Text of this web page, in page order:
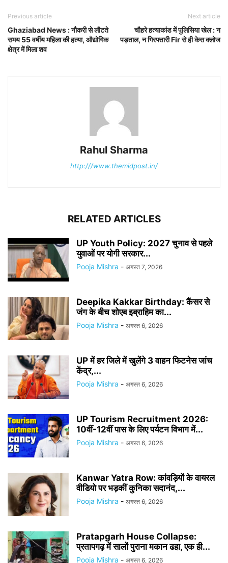
Previous article
Ghaziabad News : नौकरी से लौटते
समय 55 वर्षीय महिला की हत्या, औद्योगिक
क्षेत्र में मिला शव
Next article
चौहरे हत्याकांड में पुलिसिया खेल : न
पड़ताल, न गिरफ्तारी Fir से ही केस क्लोज
Rahul Sharma
http:///www.themidpost.in/
RELATED ARTICLES
UP Youth Policy: 2027 चुनाव से पहले
युवाओं पर योगी सरकार...
Pooja Mishra - अगस्त 7, 2026
Deepika Kakkar Birthday: कैंसर से
जंग के बीच शोएब इब्राहिम का...
Pooja Mishra - अगस्त 6, 2026
UP में हर जिले में खुलेंगे 3 वाहन फिटनेस जांच
केंद्र,...
Pooja Mishra - अगस्त 6, 2026
UP Tourism Recruitment 2026:
10वीं-12वीं पास के लिए पर्यटन विभाग में...
Pooja Mishra - अगस्त 6, 2026
Kanwar Yatra Row: कांवड़ियों के वायरल
वीडियो पर भड़कीं कुनिका सदानंद,...
Pooja Mishra - अगस्त 6, 2026
Pratapgarh House Collapse:
प्रतापगढ़ में सालों पुराना मकान ढहा, एक ही...
Pooja Mishra - अगस्त 6, 2026